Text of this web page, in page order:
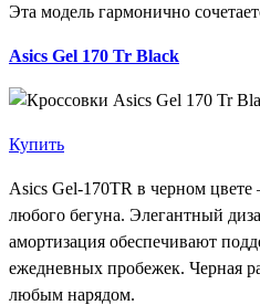
Эта модель гармонично
Asics Gel 170 Tr Black
Купить
Asics Gel-170TR в черном цвете
любого бегуна. Элегантный
амортизация обеспечивают
ежедневных пробежек. Черная
любым нарядом.